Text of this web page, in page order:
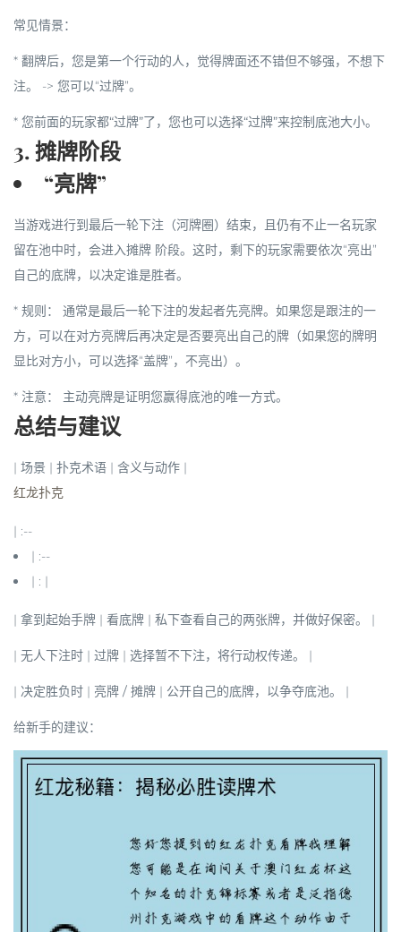
常见情景：
* 翻牌后，您是第一个行动的人，觉得牌面还不错但不够强，不想下
注。
-> 您可以“过牌”。
* 您前面的玩家都“过牌”了，您也可以选择“过牌”来控制底池大小。
3. 摊牌阶段
“亮牌”
当游戏进行到最后一轮下注（河牌圈）结束，且仍有不止一名玩家
留在池中时，会进入摊牌 阶段。这时，剩下的玩家需要依次“亮出”
自己的底牌，以决定谁是胜者。
* 规则：
通常是最后一轮下注的发起者先亮牌。如果您是跟注的一
方，可以在对方亮牌后再决定是否要亮出自己的牌（如果您的牌明
显比对方小，可以选择“盖牌”，不亮出）。
* 注意： 主动亮牌是证明您赢得底池的唯一方式。
总结与建议
| 场景 | 扑克术语 | 含义与动作 |
红龙扑克
| :--
| :--
| : |
| 拿到起始手牌 | 看底牌 | 私下查看自己的两张牌，并做好保密。 |
| 无人下注时 | 过牌 | 选择暂不下注，将行动权传递。 |
| 决定胜负时 | 亮牌 / 摊牌 | 公开自己的底牌，以争夺底池。 |
给新手的建议：